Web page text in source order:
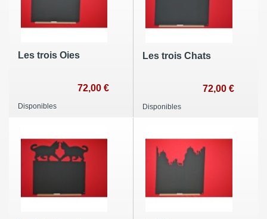
Les trois Oies
72,00 €
Disponibles
Les trois Chats
72,00 €
Disponibles